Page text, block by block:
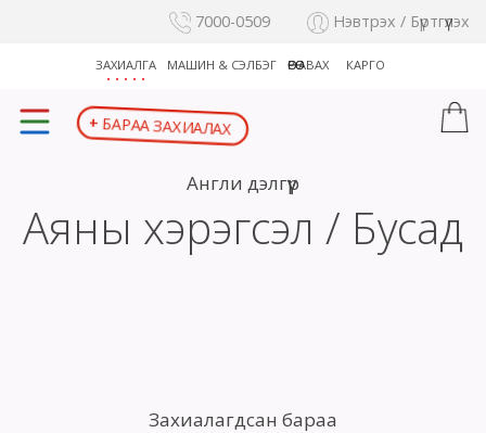
7000-0509 Нэвтрэх / Бүртгүүлэх
ЗАХИАЛГА МАШИН & СЭЛБЭГ ӨӨРӨӨ АВАХ КАРГО
+ БАРАА ЗАХИАЛАХ
Англи дэлгүүр
Аяны хэрэгсэл / Бусад
Захиалагдсан бараа